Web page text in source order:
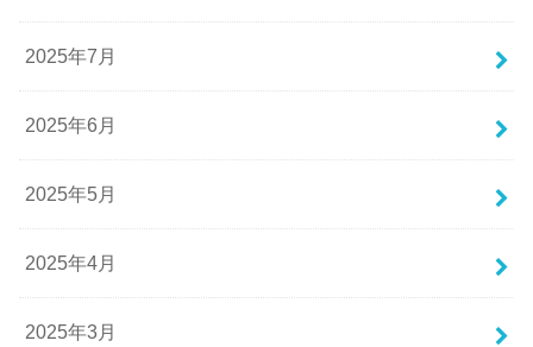
2025年7月
2025年6月
2025年5月
2025年4月
2025年3月